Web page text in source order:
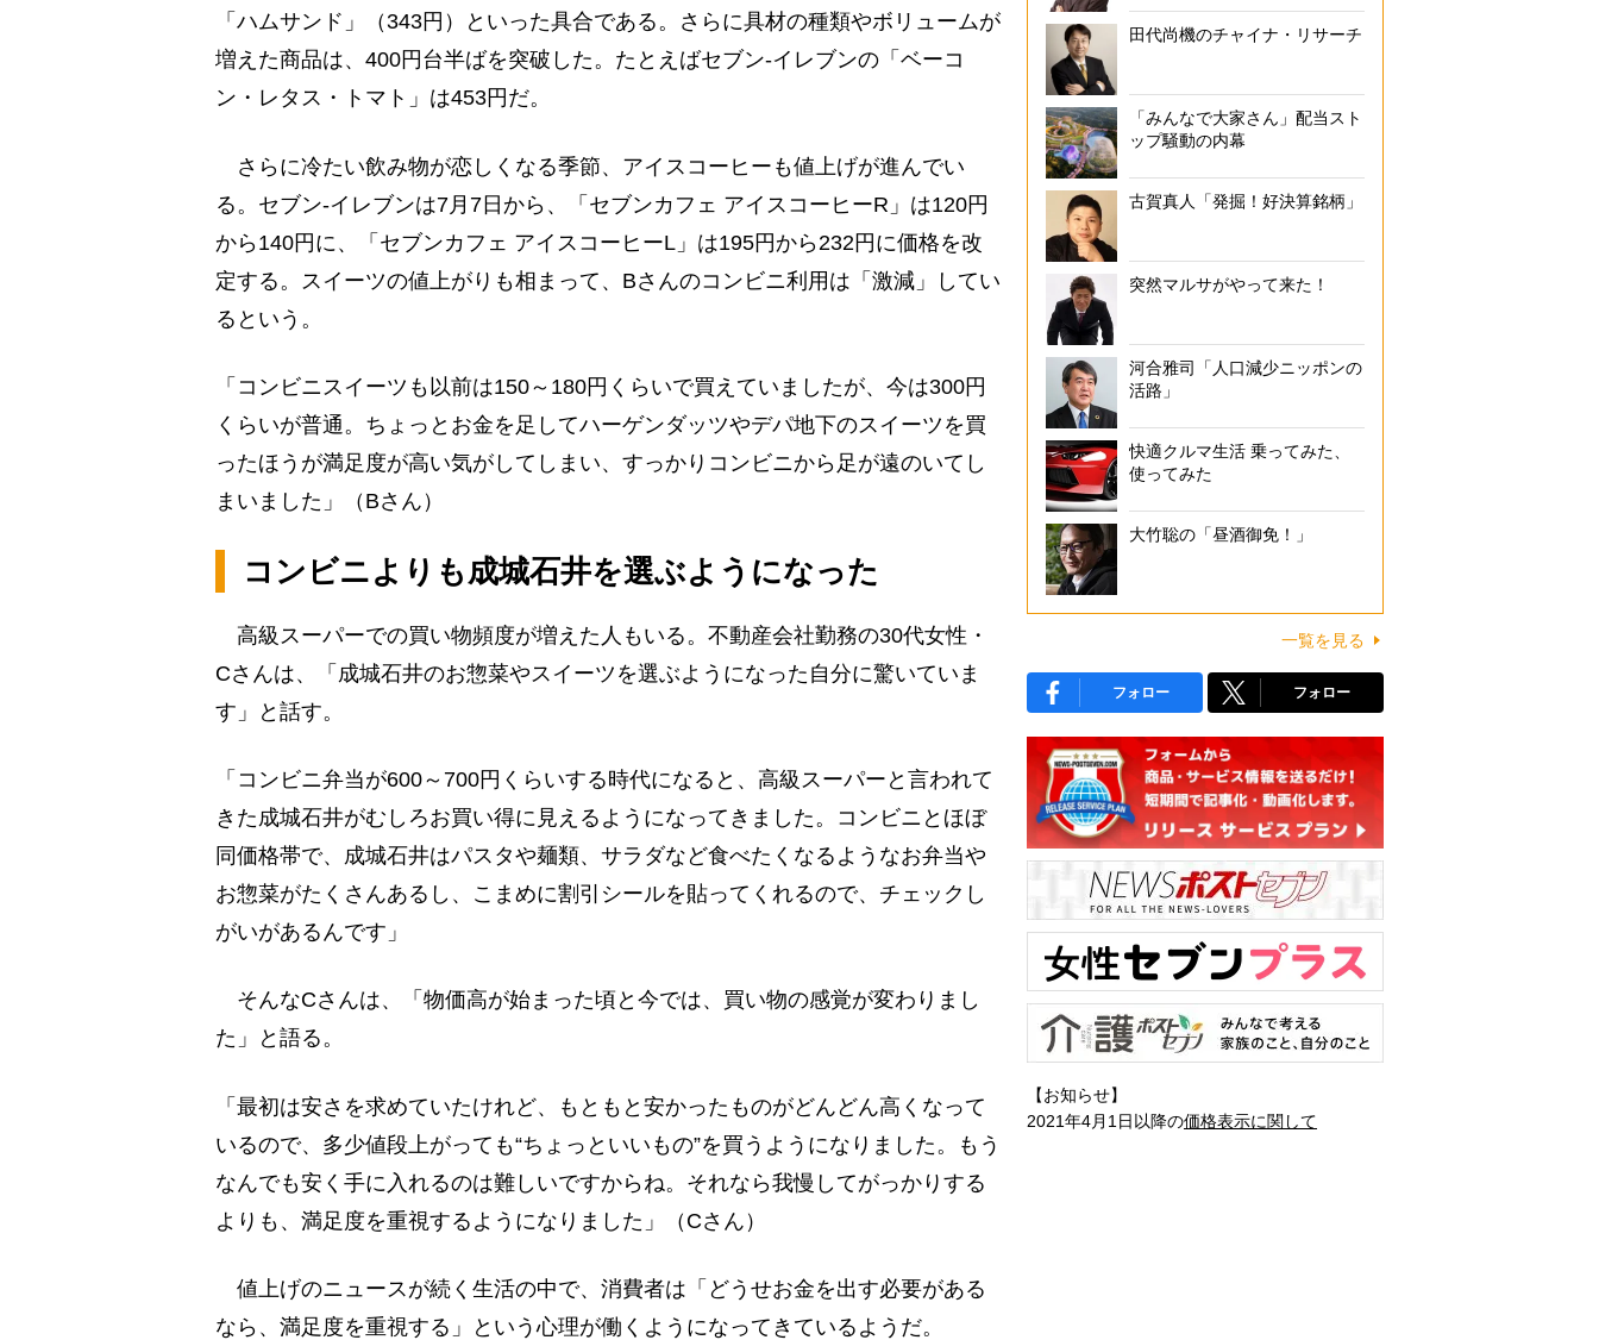
「ハムサンド」（343円）といった具合である。さらに具材の種類やボリュームが
増えた商品は、400円台半ばを突破した。たとえばセブン-イレブンの「ベーコ
ン・レタス・トマト」は453円だ。
さらに冷たい飲み物が恋しくなる季節、アイスコーヒーも値上げが進んでい
る。セブン‐イレブンは7月7日から、「セブンカフェ アイスコーヒーR」は120円
から140円に、「セブンカフェ アイスコーヒーL」は195円から232円に価格を改
定する。スイーツの値上がりも相まって、Bさんのコンビニ利用は「激減」してい
るという。
「コンビニスイーツも以前は150～180円くらいで買えていましたが、今は300円
くらいが普通。ちょっとお金を足してハーゲンダッツやデパ地下のスイーツを買
ったほうが満足度が高い気がしてしまい、すっかりコンビニから足が遠のいてし
まいました」（Bさん）
コンビニよりも成城石井を選ぶようになった
高級スーパーでの買い物頻度が増えた人もいる。不動産会社勤務の30代女性・
Cさんは、「成城石井のお惣菜やスイーツを選ぶようになった自分に驚いていま
す」と話す。
「コンビニ弁当が600～700円くらいする時代になると、高級スーパーと言われて
きた成城石井がむしろお買い得に見えるようになってきました。コンビニとほぼ
同価格帯で、成城石井はパスタや麺類、サラダなど食べたくなるようなお弁当や
お惣菜がたくさんあるし、こまめに割引シールを貼ってくれるので、チェックし
がいがあるんです」
そんなCさんは、「物価高が始まった頃と今では、買い物の感覚が変わりまし
た」と語る。
「最初は安さを求めていたけれど、もともと安かったものがどんどん高くなって
いるので、多少値段上がっても“ちょっといいもの”を買うようになりました。もう
なんでも安く手に入れるのは難しいですからね。それなら我慢してがっかりする
よりも、満足度を重視するようになりました」（Cさん）
値上げのニュースが続く生活の中で、消費者は「どうせお金を出す必要がある
なら、満足度を重視する」という心理が働くようになってきているようだ。
田代尚機のチャイナ・リサーチ
「みんなで大家さん」配当スト
ップ騒動の内幕
古賀真人「発掘！好決算銘柄」
突然マルサがやって来た！
河合雅司「人口減少ニッポンの
活路」
快適クルマ生活 乗ってみた、
使ってみた
大竹聡の「昼酒御免！」
一覧を見る
フォロー フォロー
【お知らせ】
2021年4月1日以降の価格表示に関して